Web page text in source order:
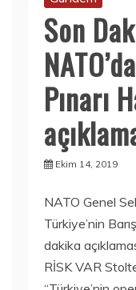
Son
Pınarı
Ekim 14, 2019
NATO Genel
Türkiye’nin
dakika
RİSK VAR